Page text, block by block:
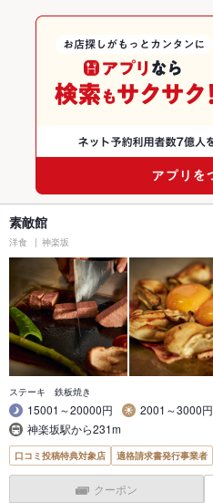
素敵館
洋食 神楽坂
ステーキ 鉄板焼き
15001～20000円
2001～3000円
神楽坂駅から231m
口コミ投稿特典対象店 適格請求書発行事業者
クーポン